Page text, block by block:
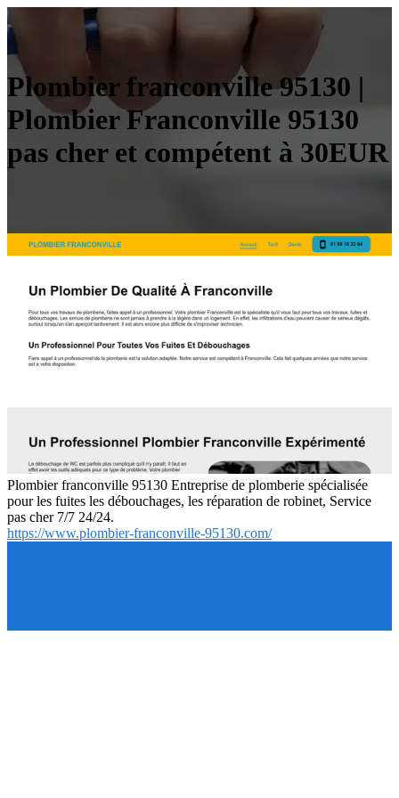
Plombier fran­convil­le 95130 |
Plombier Fran­convil­le 95130
pas cher et compétent à 30EUR
Plombier franconville 95130 Entreprise de plomberie spécialisée
pour les fuites les débouchages, les réparation de robinet, Service
pas cher 7/7 24/24.
https://www.plombier-franconville-95130.com/